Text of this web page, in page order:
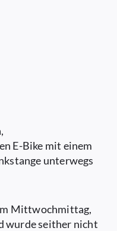
E-Bike mit einem
unterwegs
Mittwochmittag,
wurde seither nicht